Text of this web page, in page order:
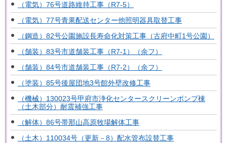
（電気）76号道路維持工事（R7-5）
（電気）77号青果配送センター他照明器具取替工事
（鋼造）82号公園施設長寿命化対策工事（古府中町1号公園）
（舗装）83号市道舗装工事（R7-1）（余フ）
（舗装）84号市道舗装工事（R7-2）（余フ）
（塗装）85号後屋団地3号館外壁改修工事
（機械）130023号甲府市浄化センタースクリーンポンプ棟
（土木部分）耐震補強工事
（解体）86号帯那山高原牧場解体工事
（土木）110034号（更新－8）配水管布設替工事